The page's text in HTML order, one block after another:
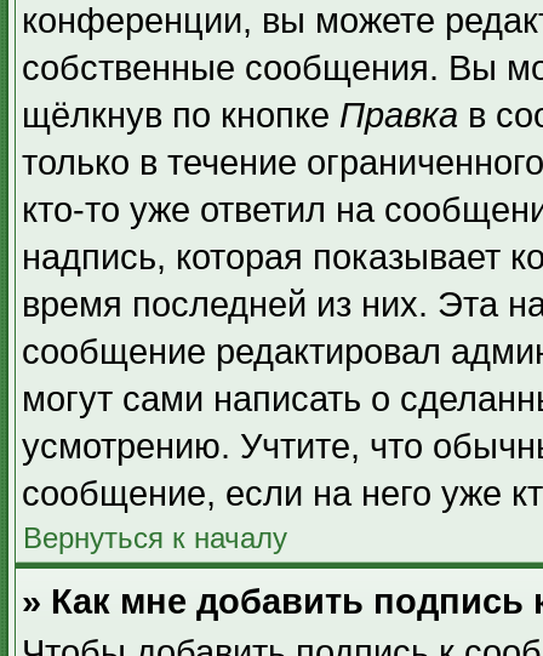
конференции, вы можете
собственные сообщения. Вы
щёлкнув по кнопке Правка в
только в течение
кто-то уже ответил на
надпись, которая показывает
время последней из них. Эта
сообщение редактировал
могут сами написать о
усмотрению. Учтите, что
сообщение, если на него уже
Вернуться к началу
» Как мне добавить